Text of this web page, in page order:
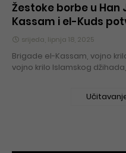
Žestoke borbe u Han
Kassam i el-Kuds
srijeda, lipnja 18, 2025
Brigade el-Kassam, vojno
vojno krilo Islamskog